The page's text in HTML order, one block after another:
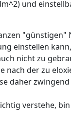
und
"günstigen"
einstellen
nicht zu
nach der zu
daher
verstehe,